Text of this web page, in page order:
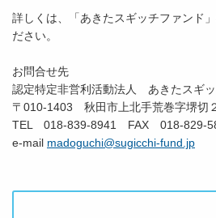
詳しくは、「あきたスギッチファンド
ださい。
お問合せ先
認定特定非営利活動法人 あきたスギ
〒010-1403 秋田市上北手荒巻字堺切
TEL 018-839-8941 FAX 018-829-
e-mail madoguchi@sugicchi-fund.jp